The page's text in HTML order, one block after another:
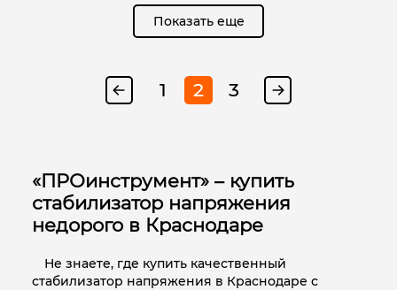
Показать еще
1 2 3
«ПРОинструмент» – купить
стабилизатор напряжения
недорого в Краснодаре
Не знаете, где купить качественный
стабилизатор напряжения в Краснодаре с